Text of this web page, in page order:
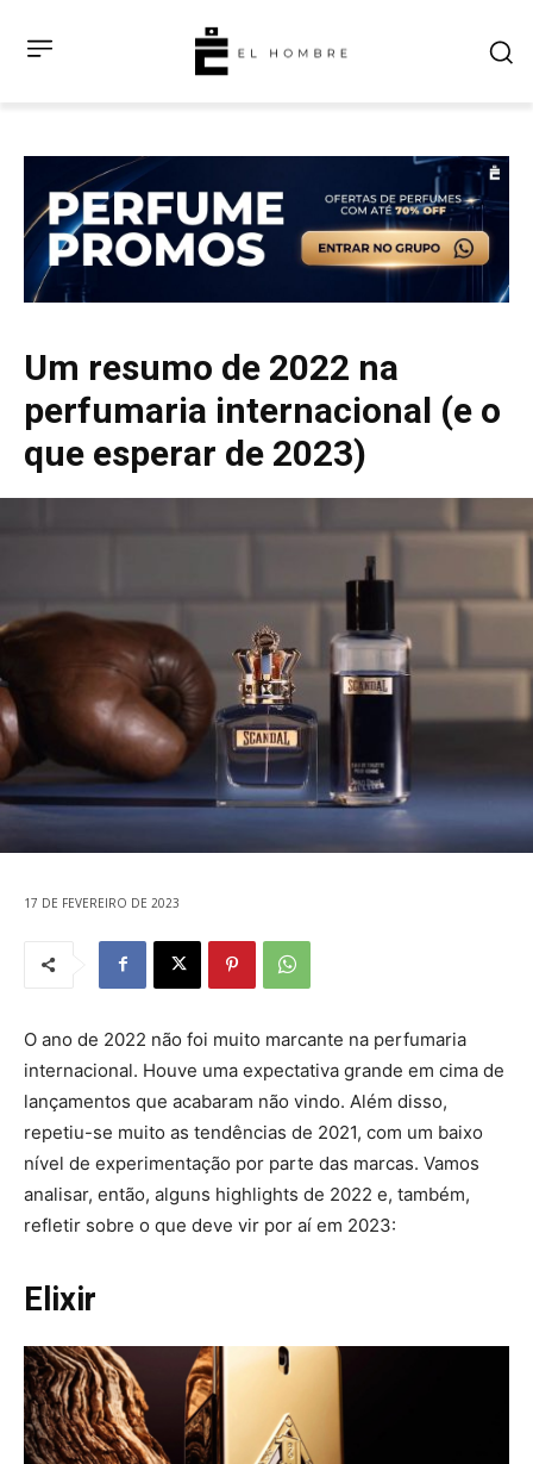
Um resumo de 2022 na
perfumaria internacional (e o
que esperar de 2023)
17 DE FEVEREIRO DE 2023
O ano de 2022 não foi muito marcante na perfumaria
internacional. Houve uma expectativa grande em cima de
lançamentos que acabaram não vindo. Além disso,
repetiu-se muito as tendências de 2021, com um baixo
nível de experimentação por parte das marcas. Vamos
analisar, então, alguns highlights de 2022 e, também,
refletir sobre o que deve vir por aí em 2023:
Elixir